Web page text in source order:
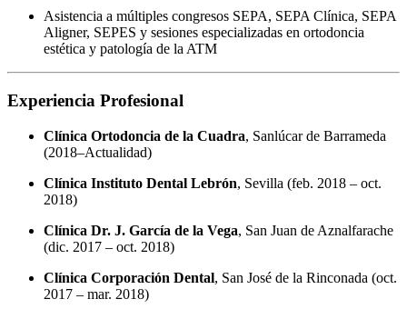
Asistencia a múltiples congresos SEPA, SEPA Clínica, SEPA
Aligner, SEPES y sesiones especializadas en ortodoncia
estética y patología de la ATM
Experiencia Profesional
Clínica Ortodoncia de la Cuadra, Sanlúcar de Barrameda
(2018–Actualidad)
Clínica Instituto Dental Lebrón, Sevilla (feb. 2018 – oct.
2018)
Clínica Dr. J. García de la Vega, San Juan de Aznalfarache
(dic. 2017 – oct. 2018)
Clínica Corporación Dental, San José de la Rinconada (oct.
2017 – mar. 2018)